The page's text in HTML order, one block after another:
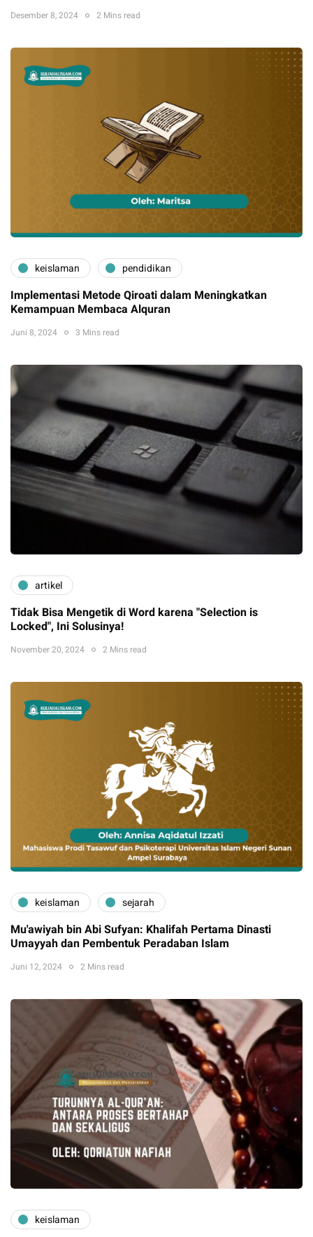
Desember 8, 2024 2 Mins read
keislaman pendidikan
Implementasi Metode Qiroati dalam Meningkatkan
Kemampuan Membaca Alquran
Juni 8, 2024 3 Mins read
artikel
Tidak Bisa Mengetik di Word karena "Selection is
Locked", Ini Solusinya!
November 20, 2024 2 Mins read
keislaman sejarah
Mu'awiyah bin Abi Sufyan: Khalifah Pertama Dinasti
Umayyah dan Pembentuk Peradaban Islam
Juni 12, 2024 2 Mins read
keislaman